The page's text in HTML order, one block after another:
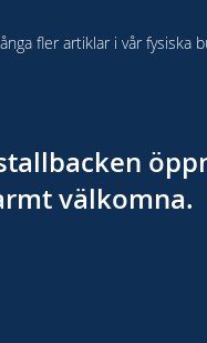
fler artiklar i vår fysiska
välkomna.